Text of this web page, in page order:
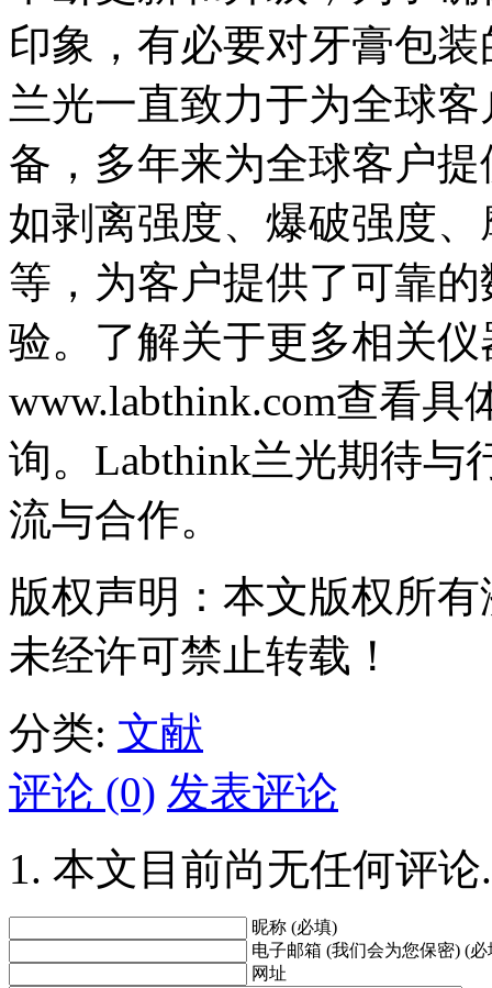
印象，有必要对牙膏包
兰光一直致力于为全球
备，多年来为全球客户
如剥离强度、爆破强度
等，为客户提供了可靠
验。了解关于更多相关
www.labthink.com查看具
询。Labthink兰光期待与
流与合作。
版权声明：本文版权所
未经许可禁止转载！
分类: 文献
评论 (0) 发表评论
本文目前尚无任何评论.
昵称 (必填)
电子邮箱 (我们会为您保密) (必
网址